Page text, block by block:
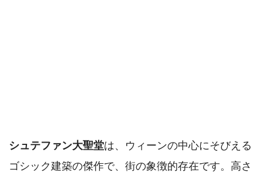
シュテファン大聖堂は、ウィーンの中心にそびえる
ゴシック建築の傑作で、街の象徴的存在です。高さ